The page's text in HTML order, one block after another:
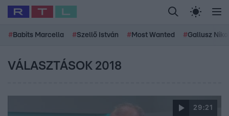
# Babits Marcella #Szellő István # Most Wanted #Gallusz
VÁLASZTÁSOK 2018
29:21